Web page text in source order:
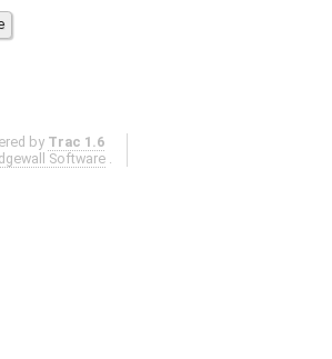
by Trac 1.6
Software .